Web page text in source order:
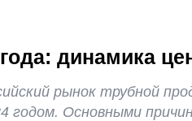
динамика
рынок трубной
годом. Основными